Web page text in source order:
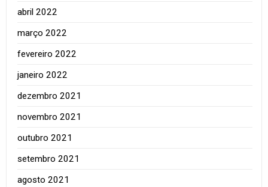
abril 2022
março 2022
fevereiro 2022
janeiro 2022
dezembro 2021
novembro 2021
outubro 2021
setembro 2021
agosto 2021